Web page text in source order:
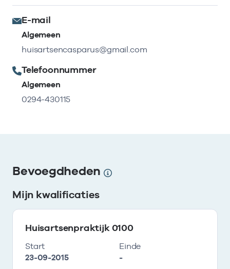
E-mail
Algemeen
huisartsencasparus@gmail.com
Telefoonnummer
Algemeen
0294-430115
Bevoegdheden
Mijn kwalificaties
Huisartsenpraktijk 0100
Start
23-09-2015
Einde
-